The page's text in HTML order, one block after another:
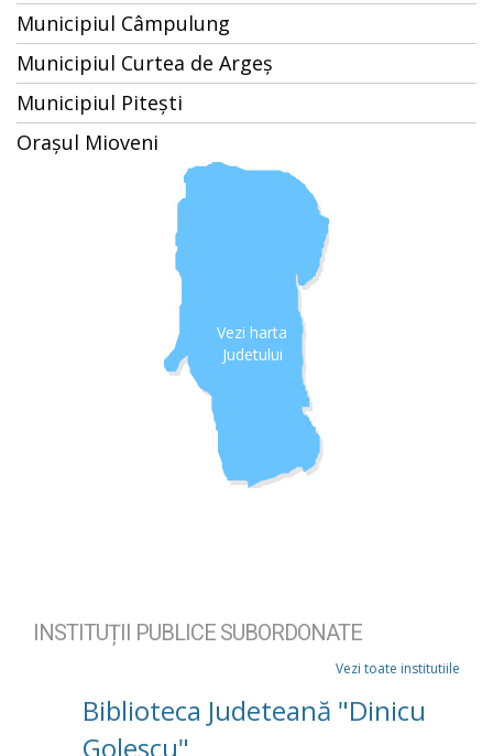
Municipiul Câmpulung
Municipiul Curtea de Argeș
Municipiul Pitești
Orașul Mioveni
Vezi harta
Judetului
INSTITUȚII PUBLICE SUBORDONATE
Vezi toate institutiile
Biblioteca Judeteană "Dinicu
Golescu"